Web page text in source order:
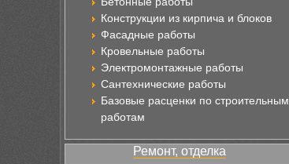
Конструкции из кирпича и блоков
Фасадные работы
Кровельные работы
Электромонтажные работы
Сантехнические работы
Базовые расценки по строительным
работам
Ремонт, отделка